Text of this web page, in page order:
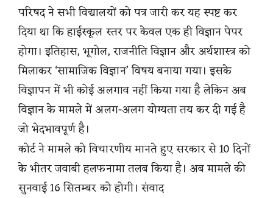
परिषद ने सभी विद्यालयों को पत्र जारी कर यह स्पष्ट कर
दिया था कि हाईस्कूल स्तर पर केवल एक ही विज्ञान पेपर
होगा। इतिहास, भूगोल, राजनीति विज्ञान और अर्थशास्त्र को
मिलाकर ‘सामाजिक विज्ञान’ विषय बनाया गया। इसके
विज्ञापन में भी कोई अलगाव नहीं किया गया है लेकिन अब
विज्ञान के मामले में अलग-अलग योग्यता तय कर दी गई है
जो भेदभावपूर्ण है।
कोर्ट ने मामले को विचारणीय मानते हुए सरकार से 10 दिनों
के भीतर जवाबी हलफनामा तलब किया है। अब मामले की
सुनवाई 16 सितम्बर को होगी। संवाद